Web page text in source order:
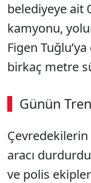
belediyeye ait
kamyonu,
Figen
birkaç metre
Günün
Çevredekilerin
aracı
ve polis